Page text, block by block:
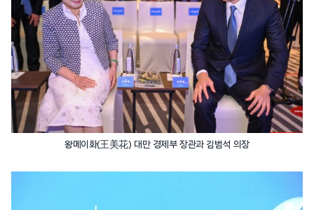
왕메이화(王美花) 대만 경제부 장관과 김범석 의장